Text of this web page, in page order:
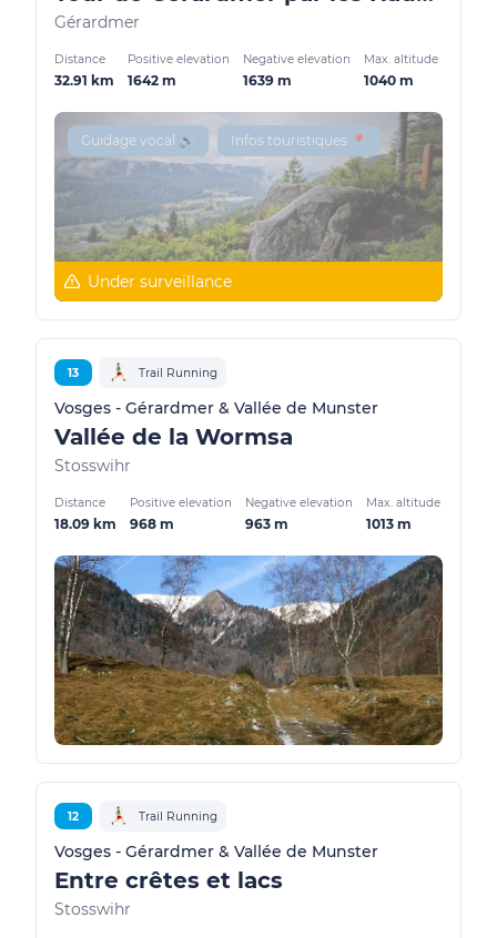
Gérardmer
Distance
32.91 km
Positive elevation
1642 m
Negative elevation
1639 m
Max. altitude
1040 m
Guidage vocal 🔊 Infos touristiques 📍
Under surveillance
13 Trail Running
Vosges - Gérardmer & Vallée de Munster
Vallée de la Wormsa
Stosswihr
Distance
18.09 km
Positive elevation
968 m
Negative elevation
963 m
Max. altitude
1013 m
12 Trail Running
Vosges - Gérardmer & Vallée de Munster
Entre crêtes et lacs
Stosswihr